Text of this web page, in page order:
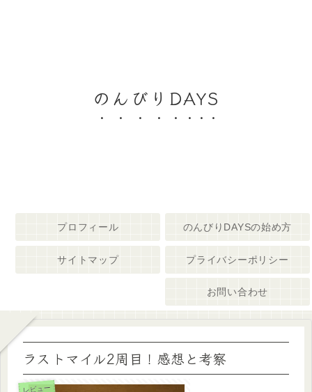
のんびりDAYS
プロフィール のんびりDAYSの始め方
サイトマップ プライバシーポリシー
お問い合わせ
ラストマイル2周目！感想と考察
レビュー